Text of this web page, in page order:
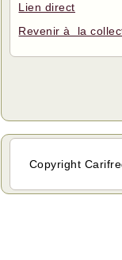
Lien direct
Revenir à la
Copyright